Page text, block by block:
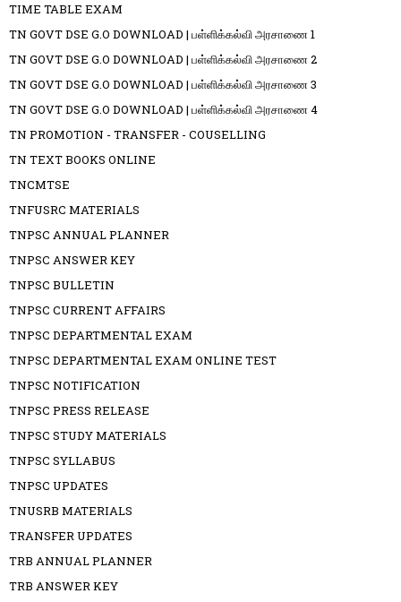
TIME TABLE EXAM
TN GOVT DSE G.O DOWNLOAD | பள்ளிக்கல்வி அரசாணை 1
TN GOVT DSE G.O DOWNLOAD | பள்ளிக்கல்வி அரசாணை 2
TN GOVT DSE G.O DOWNLOAD | பள்ளிக்கல்வி அரசாணை 3
TN GOVT DSE G.O DOWNLOAD | பள்ளிக்கல்வி அரசாணை 4
TN PROMOTION - TRANSFER - COUSELLING
TN TEXT BOOKS ONLINE
TNCMTSE
TNFUSRC MATERIALS
TNPSC ANNUAL PLANNER
TNPSC ANSWER KEY
TNPSC BULLETIN
TNPSC CURRENT AFFAIRS
TNPSC DEPARTMENTAL EXAM
TNPSC DEPARTMENTAL EXAM ONLINE TEST
TNPSC NOTIFICATION
TNPSC PRESS RELEASE
TNPSC STUDY MATERIALS
TNPSC SYLLABUS
TNPSC UPDATES
TNUSRB MATERIALS
TRANSFER UPDATES
TRB ANNUAL PLANNER
TRB ANSWER KEY